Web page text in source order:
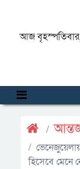
আজ বৃহস্পতিবার,
হিসেবে মেনে